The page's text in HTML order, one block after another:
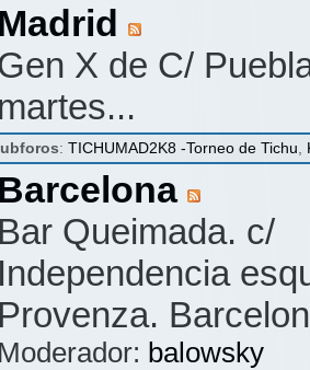
Madrid
X de C/
martes...
: TICHUMAD2K8 -Torneo de Tichu
Barcelona
Bar Queimada. c/
Independencia
Provenza.
Moderador: balowsky